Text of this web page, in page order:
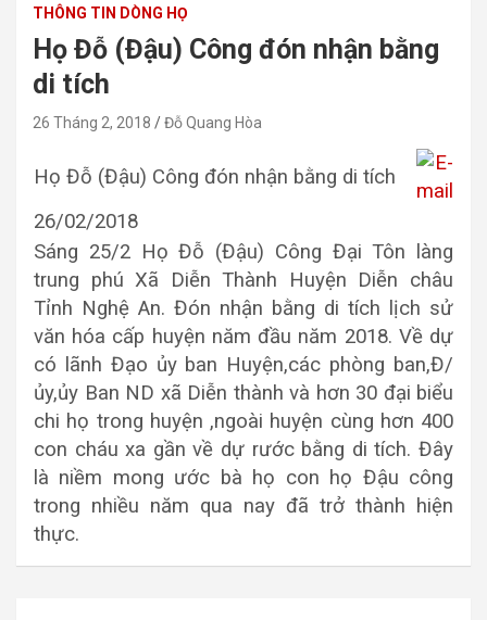
THÔNG TIN DÒNG HỌ
Họ Đỗ (Đậu) Công đón nhận bằng
di tích
26 Tháng 2, 2018 Đỗ Quang Hòa
Họ Đỗ (Đậu) Công đón nhận bằng di tích
26/02/2018
Sáng 25/2 Họ Đỗ (Đậu) Công Đại Tôn làng
trung phú Xã Diễn Thành Huyện Diễn châu
Tỉnh Nghệ An. Đón nhận bằng di tích lịch sử
văn hóa cấp huyện năm đầu năm 2018. Về dự
có lãnh Đạo ủy ban Huyện,các phòng ban,Đ/
ủy,ủy Ban ND xã Diễn thành và hơn 30 đại biểu
chi họ trong huyện ,ngoài huyện cùng hơn 400
con cháu xa gần về dự rước bằng di tích. Đây
là niềm mong ước bà họ con họ Đậu công
trong nhiều năm qua nay đã trở thành hiện
thực.